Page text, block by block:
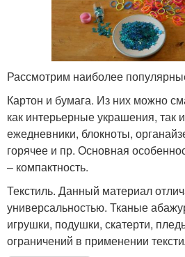
Рассмотрим наиболее
Картон и бумага. Из них можно
как интерьерные украшения, так
ежедневники, блокноты,
горячее и пр. Основная
– компактность.
Текстиль. Данный материал
универсальностью. Тканые
игрушки, подушки, скатерти,
ограничений в применении